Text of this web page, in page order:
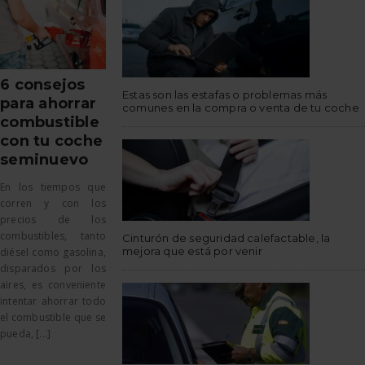
6 consejos
para ahorrar
combustible
con tu coche
seminuevo
En los tiempos que
corren y con los
precios de los
combustibles, tanto
diésel como gasolina,
disparados por los
aires, es conveniente
intentar ahorrar todo
el combustible que se
pueda, [...]
Estas son las estafas o problemas más
comunes en la compra o venta de tu coche
Cinturón de seguridad calefactable, la
mejora que está por venir